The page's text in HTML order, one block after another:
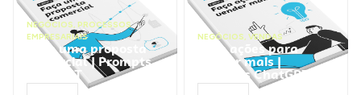
NEGÓCIOS, PROCESSOS
EMPRESARIAIS
Faça uma proposta
comercial | Prompts
ChatGPT
NEGÓCIOS, VENDAS
Faça ações para
vender mais |
Prompts ChatGPT